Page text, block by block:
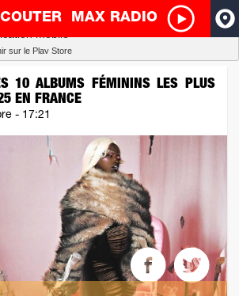
MAX RADIO
10 ALBUMS FÉMININS LES PLUS
EN FRANCE
- 17:21
SCOOP
sur le Play Store
Télécharger